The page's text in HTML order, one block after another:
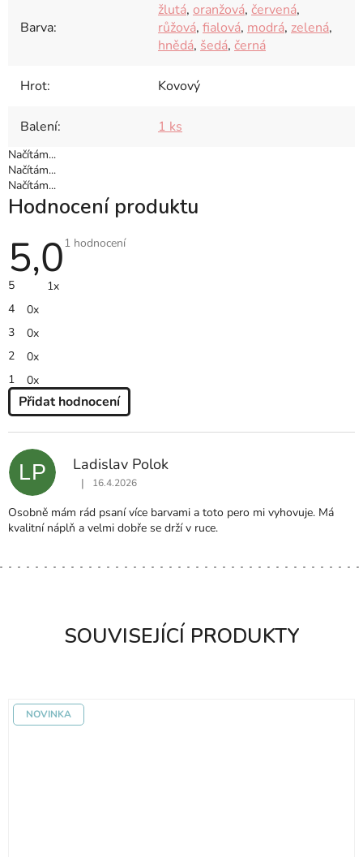
SOUVISEJÍCÍ PRODUKTY
NOVINKA
Barva:
žlutá, oranžová, červená,
růžová, fialová, modrá, zelená,
hnědá, šedá, černá
Hrot: Kovový
Balení: 1 ks
Načítám...
Načítám...
Načítám...
Hodnocení produktu
5,0Průměrné
1 hodnocení
5
1x
4
0x
3
0x
2
0x
1
0x
Přidat hodnocení
P
I
S
H
O
D
O
LP Ladislav Polok
Hodnocení produktu je 5 z 5 hvězdiček.
| 16.4.2026
Osobně mám rád psaní více barvami a toto pero mi vyhovuje. Má
kvalitní náplň a velmi dobře se drží v ruce.